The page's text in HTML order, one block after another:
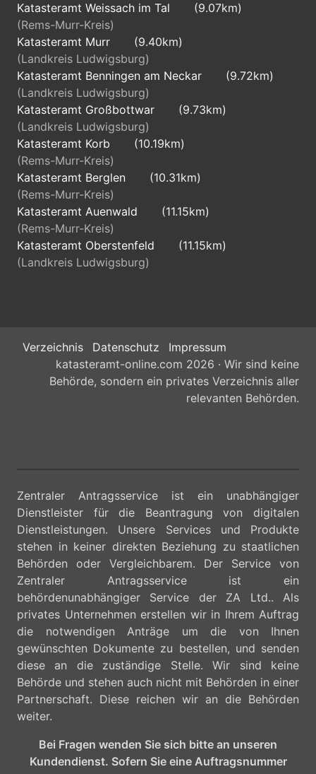
Katasteramt Weissach im Tal
(9.07km)
(Rems-Murr-Kreis)
Katasteramt Murr
(9.40km)
(Landkreis Ludwigsburg)
Katasteramt Benningen am Neckar
(9.72km)
(Landkreis Ludwigsburg)
Katasteramt Großbottwar
(9.73km)
(Landkreis Ludwigsburg)
Katasteramt Korb
(10.19km)
(Rems-Murr-Kreis)
Katasteramt Berglen
(10.31km)
(Rems-Murr-Kreis)
Katasteramt Auenwald
(11.15km)
(Rems-Murr-Kreis)
Katasteramt Oberstenfeld
(11.15km)
(Landkreis Ludwigsburg)
Verzeichnis Datenschutz
Impressum
katasteramt-online.com 2026 · Wir sind keine
Behörde, sondern ein privates Verzeichnis aller
relevanten Behörden.
Zentraler Antragsservice ist ein unabhängiger
Dienstleister für die Beantragung von digitalen
Dienstleistungen. Unsere Services und Produkte
stehen in keiner direkten Beziehung zu staatlichen
Behörden oder Vergleichbarem. Der Service von
Zentraler Antragsservice ist ein
behördenunabhängiger Service der ZA Ltd.. Als
privates Unternehmen erstellen wir in Ihrem Auftrag
die notwendigen Anträge um die von Ihnen
gewünschten Dokumente zu bestellen, und senden
diese an die zuständige Stelle. Wir sind keine
Behörde und stehen auch nicht mit Behörden in einer
Partnerschaft. Diese reichen wir an die Behörden
weiter.
Bei Fragen wenden Sie sich bitte an unseren
Kundendienst. Sofern Sie eine Auftragsnummer